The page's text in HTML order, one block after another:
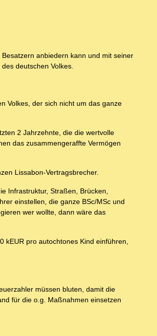
anbiedern kann und mit seiner
deutschen Volkes.
Volkes, der sich nicht um das ganze
2 Jahrzehnte, die die wertvolle
das zusammengeraffte Vermögen
Lissabon-Vertragsbrecher.
Infrastruktur, Straßen, Brücken,
einstellen, die ganze BSc/MSc und
wer wollte, dann wäre das
kEUR pro autochtones Kind einführen,
müssen bluten, damit die
für die o.g. Maßnahmen einsetzen